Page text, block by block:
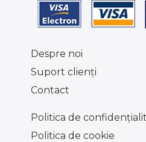
Despre noi
Suport clienţi
Contact
Politica de
Politica de cookie